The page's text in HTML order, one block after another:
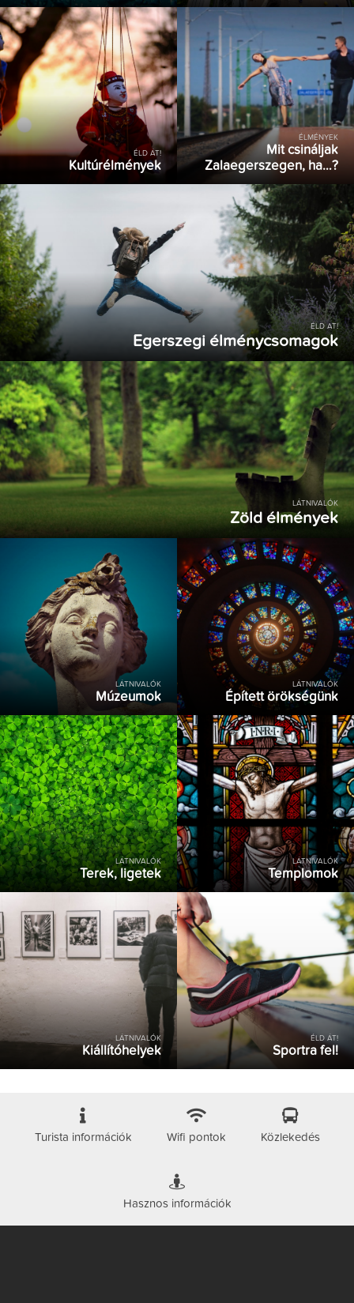
ÉLD ÁT!
Kultúrélmények
ÉLMÉNYEK
Mit csináljak
Zalaegerszegen, ha…?
ÉLD ÁT!
Egerszegi élménycsomagok
LÁTNIVALÓK
Zöld élmények
LÁTNIVALÓK
Múzeumok
LÁTNIVALÓK
Épített örökségünk
LÁTNIVALÓK
Terek, ligetek
LÁTNIVALÓK
Templomok
LÁTNIVALÓK
Kiállítóhelyek
ÉLD ÁT!
Sportra fel!
Turista információk Wifi pontok Közlekedés
Hasznos információk